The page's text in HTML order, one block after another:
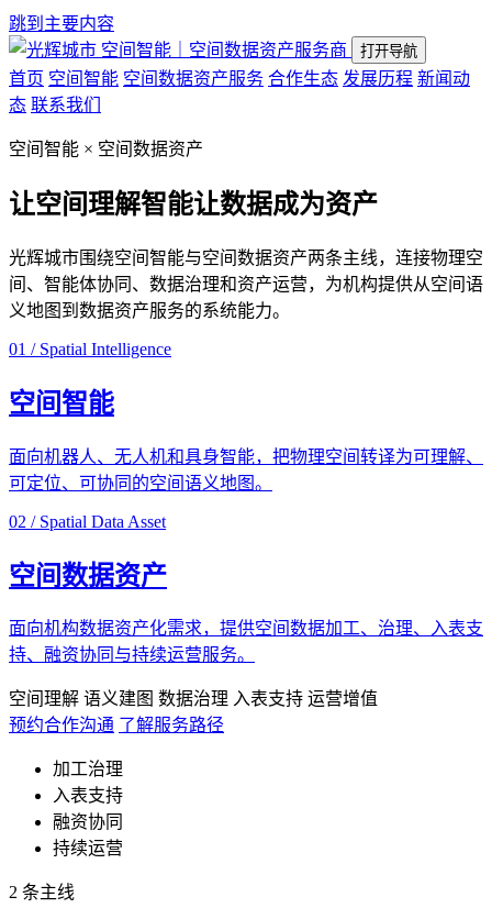
跳到主要内容
空间智能｜空间数据资产服务商
打开导航
首页 空间智能 空间数据资产服务 合作生态 发展历程 新闻动
态 联系我们
空间智能 × 空间数据资产
让空间理解智能让数据成为资产
光辉城市围绕空间智能与空间数据资产两条主线，连接物理空
间、智能体协同、数据治理和资产运营，为机构提供从空间语
义地图到数据资产服务的系统能力。
01 / Spatial Intelligence
空间智能
面向机器人、无人机和具身智能，把物理空间转译为可理解、
可定位、可协同的空间语义地图。
02 / Spatial Data Asset
空间数据资产
面向机构数据资产化需求，提供空间数据加工、治理、入表支
持、融资协同与持续运营服务。
空间理解 语义建图 数据治理 入表支持 运营增值
预约合作沟通 了解服务路径
加工治理
入表支持
融资协同
持续运营
2 条主线